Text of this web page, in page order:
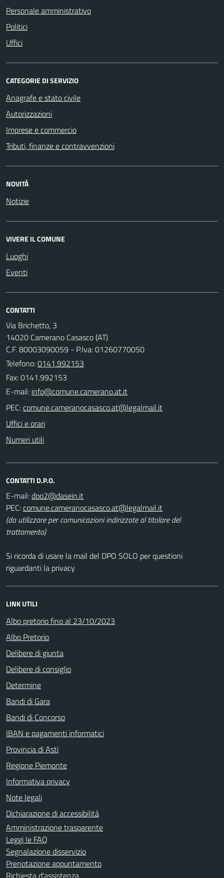
Personale amministrativo
Politici
Uffici
CATEGORIE DI SERVIZIO
Anagrafe e stato civile
Autorizzazioni
Imprese e commercio
Tributi, finanze e contravvenzioni
NOVITÀ
Notizie
VIVERE IL COMUNE
Luoghi
Eventi
CONTATTI
Via Brichetto, 3
14020 Camerano Casasco (AT)
C.F. 80003090059 - P.Iva: 01260770050
Telefono:0141.992153
Fax: 0141.992153
E-mail:
PEC:
Uffici e orari
Numeri utili
CONTATTI D.P.O.
E-mail:
PEC:
(da utilizzare per comunicazioni indirizzate al titolare del
trattamento)
Si ricorda di usare la mail del DPO SOLO per questioni
riguardanti la privacy
LINK UTILI
Albo pretorio fino al 23/10/2023
Albo Pretorio
Delibere di giunta
Delibere di consiglio
Determine
Bandi di Gara
Bandi di Concorso
IBAN e pagamenti informatici
Provincia di Asti
Regione Piemonte
Informativa privacy
Note legali
Dichiarazione di accessibilità
Amministrazione trasparente
Leggi le FAQ
Segnalazione disservizio
Prenotazione appuntamento
Richiesta d'assistenza